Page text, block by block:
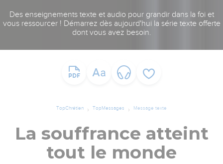
Des enseignements texte et audio pour grandir dans la foi et
vous ressourcer ! Démarrez dès aujourd'hui la série texte offerte
dont vous avez besoin.
TopChrétien TopMessages Message texte
La souffrance atteint
tout le monde